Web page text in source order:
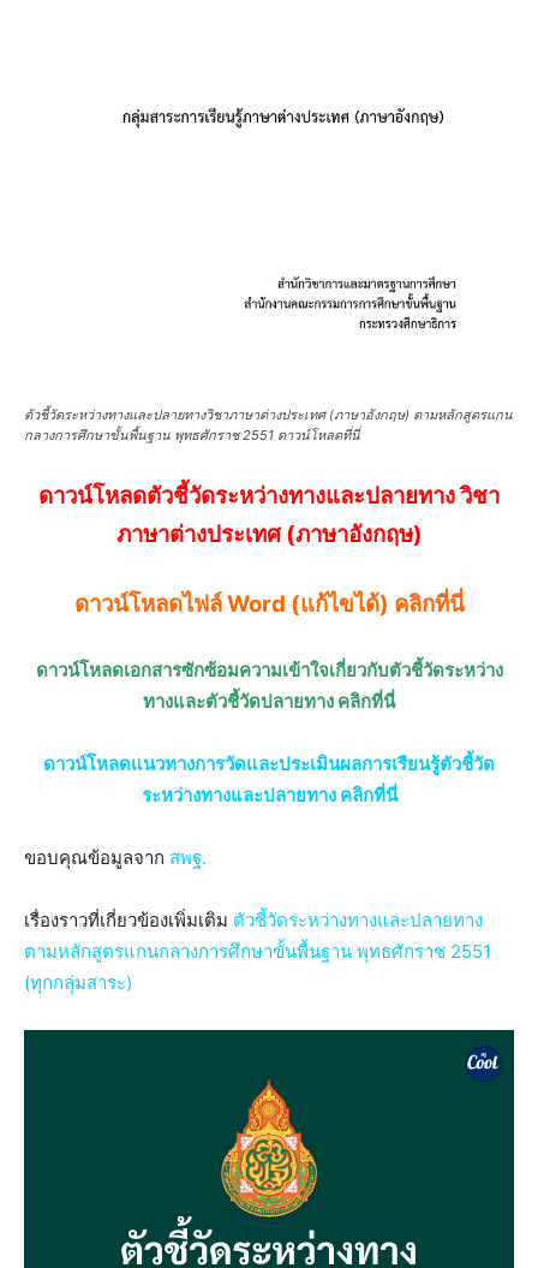
ตัวชี้วัดระหว่างทางและปลายทางวิชาภาษาต่างประเทศ (ภาษาอังกฤษ) ตามหลักสูตรแกน
กลางการศึกษาขั้นพื้นฐาน พุทธศักราช 2551 ดาวน์โหลดที่นี่
ดาวน์โหลดตัวชี้วัดระหว่างทางและปลายทาง วิชา
ภาษาต่างประเทศ (ภาษาอังกฤษ)
ดาวน์โหลดไฟล์ Word (แก้ไขได้) คลิกที่นี่
ดาวน์โหลดเอกสารซักซ้อมความเข้าใจเกี่ยวกับตัวชี้วัดระหว่าง
ทางและตัวชี้วัดปลายทาง คลิกที่นี่
ดาวน์โหลดแนวทางการวัดและประเมินผลการเรียนรู้ตัวชี้วัด
ระหว่างทางและปลายทาง คลิกที่นี่
ขอบคุณข้อมูลจาก สพฐ.
เรื่องราวที่เกี่ยวข้องเพิ่มเติม ตัวชี้วัดระหว่างทางและปลายทาง
ตามหลักสูตรแกนกลางการศึกษาขั้นพื้นฐาน พุทธศักราช 2551
(ทุกกลุ่มสาระ)